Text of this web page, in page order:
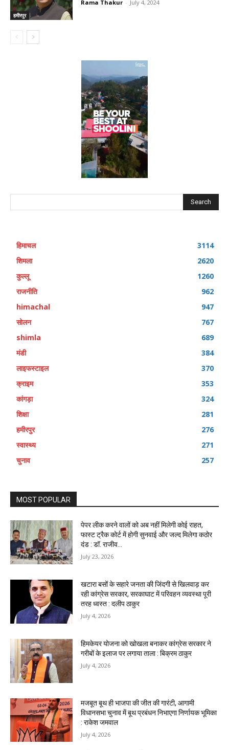
हमीरपुर
Rama Thakur - July 4, 2024
Search
हिमाचल
3114
शिमला
2620
कुल्लू
1260
राजनीति
962
himachal
947
सोलन
767
shimla
689
मंडी
384
लाइफस्टाइल
370
क्राइम
353
कांगड़ा
324
शिक्षा
281
हमीरपुर
276
स्वास्थ्य
271
चुनाव
257
MOST POPULAR
पेपर लीक करने वालों को अब नहीं मिलेगी कोई राहत,
फास्ट ट्रैक कोर्ट में होगी सुनवाई और जल्द मिलेगा कठोर
दंड : डॉ. राजीव...
July 23, 2026
खटारा बसों के सहारे जनता की जिंदगी से खिलवाड़ कर
रही कांग्रेस सरकार, सरकाघाट में परिवहन व्यवस्था पूरी
तरह ध्वस्त : दलीप ठाकुर
July 4, 2026
हिमकेयर योजना को खोखला बनाकर कांग्रेस सरकार ने
गरीबों के इलाज पर लगाया ताला : बिक्रम ठाकुर
July 4, 2026
मजबूत बूथ ही भाजपा की जीत की गारंटी, आगामी
विधानसभा चुनाव में बूथ प्रबंधन निभाएगा निर्णायक भूमिका
: राकेश जमवाल
July 4, 2026